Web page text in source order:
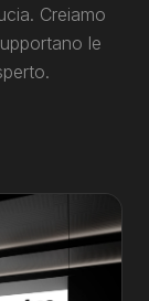
Creiamo
le